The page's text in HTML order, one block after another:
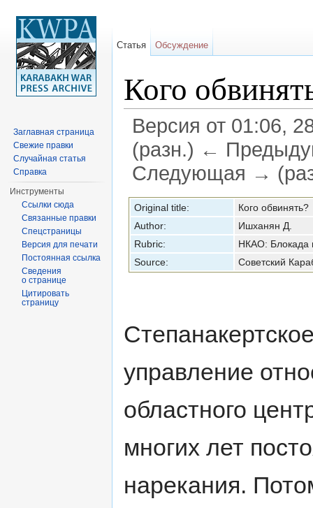
Кого
Версия от 01:06,
(разн.) ←
Следующая →
Original title:
Кого обвинять?
Author:
Ишханян Д.
Rubric:
НКАО: Блокада
Source:
Советский
управление
областного
многих лет
нарекания.
Статья Обсуждение
Заглавная страница
Свежие правки
Случайная статья
Справка
Инструменты
Ссылки сюда
Связанные правки
Спецстраницы
Версия для печати
Постоянная ссылка
Сведения
о странице
Цитировать
страницу